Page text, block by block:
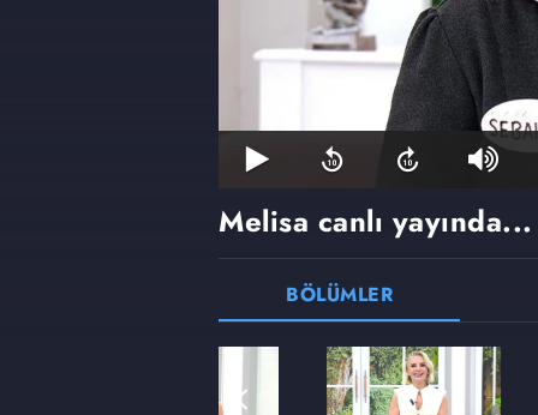
Melisa canlı yayında...
BÖLÜMLER